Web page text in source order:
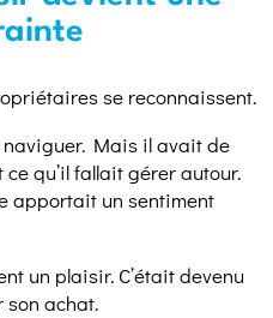
se reconnaissent.
Mais il avait de
qu’il fallait gérer autour.
apportait un sentiment
un plaisir. C’était devenu
son achat.